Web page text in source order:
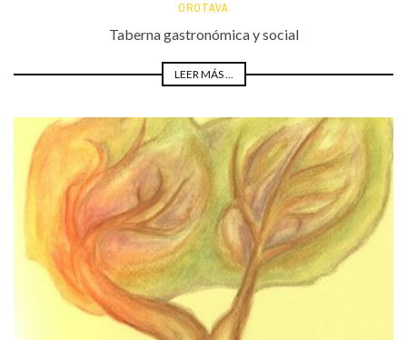
OROTAVA
Taberna gastronómica y social
LEER MÁS ...